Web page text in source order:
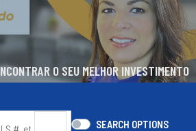
O SEU MELHOR INVESTIMENTO
SEARCH OPTIONS